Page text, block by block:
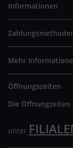
Informationen
Mehr
Öffnungszeiten
Die
unter